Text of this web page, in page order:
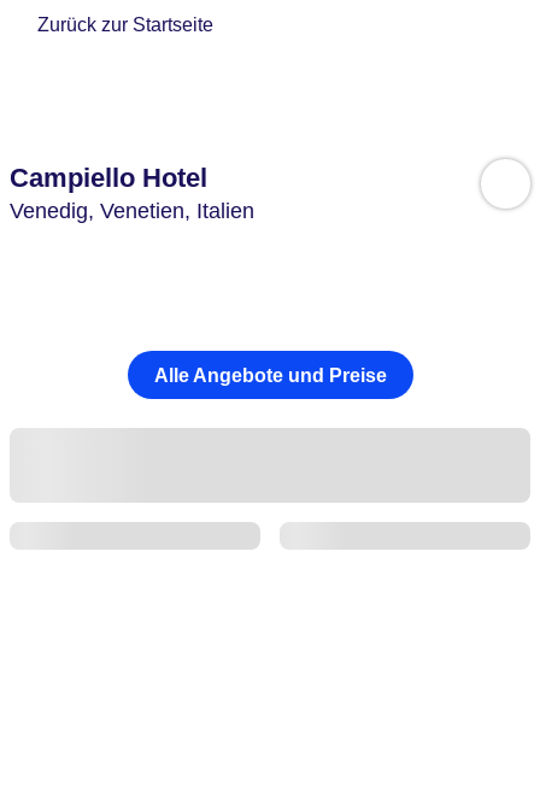
Zurück zur Startseite
Campiello Hotel
Venedig, Venetien, Italien
Alle Angebote und Preise